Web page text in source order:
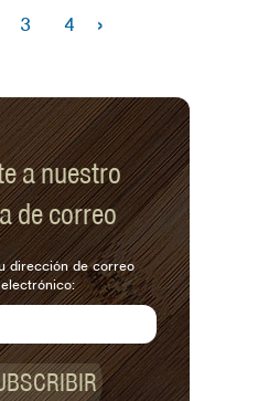
3 4 ›
a nuestro
de correo
dirección de correo
electrónico: